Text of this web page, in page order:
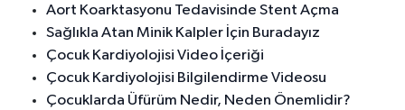
Aort Koarktasyonu Tedavisinde Stent Açma
Sağlıkla Atan Minik Kalpler İçin Buradayız
Çocuk Kardiyolojisi Video İçeriği
Çocuk Kardiyolojisi Bilgilendirme Videosu
Çocuklarda Üfürüm Nedir, Neden Önemlidir?